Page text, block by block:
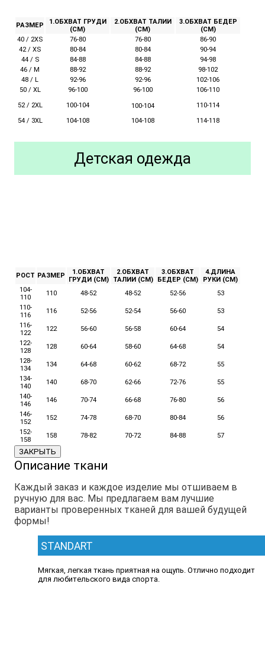
РАЗМЕР
1.ОБХВАТ ГРУДИ
(СМ)
2.ОБХВАТ ТАЛИИ
(СМ)
3.ОБХВАТ БЕДЕР
(СМ)
40 / 2XS
76-80 76-80
86-90
42 / XS
80-84 80-84
90-94
44 / S
84-88 84-88
94-98
46 / M
88-92 88-92
98-102
48 / L
92-96 92-96
102-106
50 / XL
96-100 96-100
106-110
52 / 2XL
100-104 100-104
110-114
54 / 3XL
104-108 104-108 114-118
Детская одежда
РОСТ РАЗМЕР
1.ОБХВАТ
ГРУДИ (СМ)
2.ОБХВАТ
ТАЛИИ (СМ)
3.ОБХВАТ
БЕДЕР (СМ)
4.ДЛИНА
РУКИ (СМ)
104-
110
110 48-52 48-52 52-56
53
110-
116
116 52-56 52-54 56-60
53
116-
122
122 56-60 56-58 60-64
54
122-
128
128 60-64 58-60 64-68
54
128-
134
134 64-68 60-62 68-72
55
134-
140
140 68-70 62-66 72-76
55
140-
146
146 70-74 66-68 76-80
56
146-
152
152 74-78 68-70 80-84
56
152-
158
158 78-82 70-72 84-88 57
ЗАКРЫТЬ
Описание ткани
Каждый заказ и каждое изделие мы отшиваем в
ручную для вас. Мы предлагаем вам лучшие
варианты проверенных тканей для вашей будущей
формы!
STANDART
Мягкая, легкая ткань приятная на ощупь. Отлично подходит
для любительского вида спорта.